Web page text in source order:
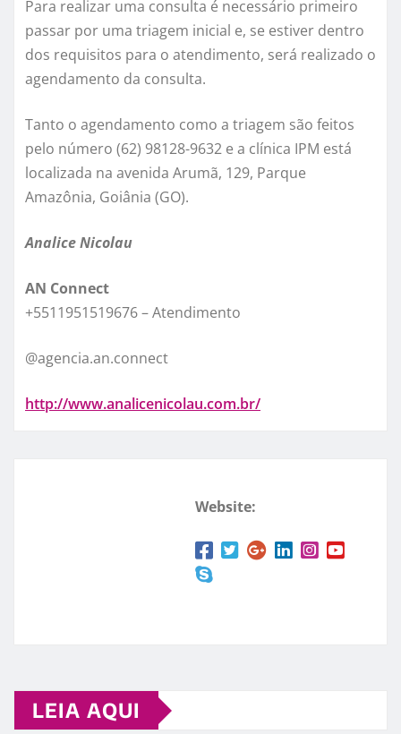
Para realizar uma consulta é necessário primeiro
passar por uma triagem inicial e, se estiver dentro
dos requisitos para o atendimento, será realizado o
agendamento da consulta.
Tanto o agendamento como a triagem são feitos
pelo número (62) 98128-9632 e a clínica IPM está
localizada na avenida Arumã, 129, Parque
Amazônia, Goiânia (GO).
Analice Nicolau
AN Connect
+5511951519676 – Atendimento
@agencia.an.connect
http://www.analicenicolau.com.br/
Website:
LEIA AQUI